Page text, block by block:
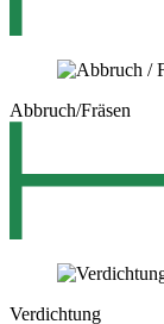
Abbruch/Fräsen
Verdichtung